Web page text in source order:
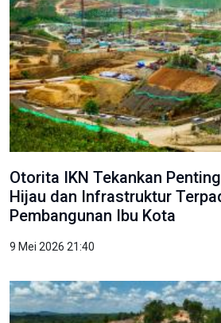
Otorita IKN Tekankan
Hijau dan Infrastruktur
Pembangunan Ibu Kota
9 Mei 2026 21:40